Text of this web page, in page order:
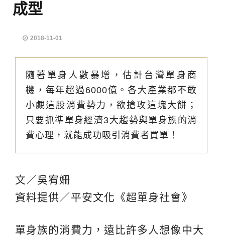
成型
2018-11-01
隨著單身人數暴增，估計台灣單身商
機，每年超過6000億。各大產業都不敢
小覷這股消費勢力，欲搶攻這塊大餅；
只要抓準單身經濟3大趨勢與單身族的消
費心理，就能成功吸引消費者買單！
文／吳宥姍
資料提供／平安文化《超單身社會》
單身族的消費力，遠比許多人想像中大